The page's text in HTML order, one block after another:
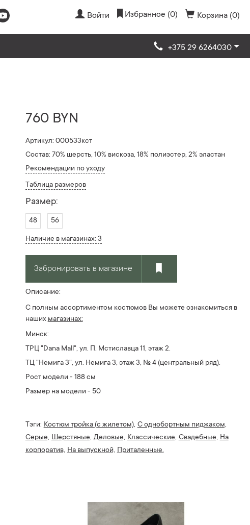
Войти Избранное (0) Корзина (0)
+375 29 6264030
760 BYN
Артикул: 000533кст
Состав: 70% шерсть, 10% вискоза, 18% полиэстер, 2% эластан
Рекомендации по уходу
Таблица размеров
Размер:
48 56
Наличие в магазинах: 3
Забронировать в магазине
Описание:
С полным ассортиментом костюмов Вы можете ознакомиться в
наших магазинах:
Минск:
ТРЦ "Dana Mall", ул. П. Мстиславца 11, этаж 2.
ТЦ "Немига 3", ул. Немига 3, этаж 3, № 4 (центральный ряд).
Рост модели - 188 см
Размер на модели - 50
Тэги: Костюм тройка (с жилетом), С однобортным пиджаком,
Серые, Шерстяные, Деловые, Классические, Свадебные, На
корпоратив, На выпускной, Приталенные.